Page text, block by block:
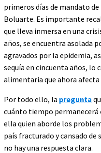
primeros días de mandato
Boluarte. Es importante
que lleva inmersa en una
años, se encuentra asolada
agravados por la epidemia,
sequía en cincuenta años, lo
alimentaria que ahora
Por todo ello, la pregunta
cuánto tiempo permanecerá
ella quien aborde los
país fracturado y cansado
no hay una respuesta clara.